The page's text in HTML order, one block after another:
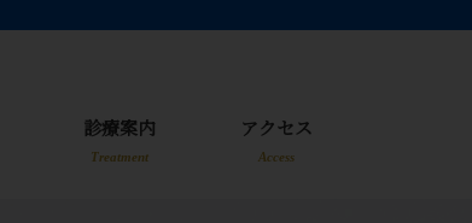
診療案内
Treatment
アクセス
Access